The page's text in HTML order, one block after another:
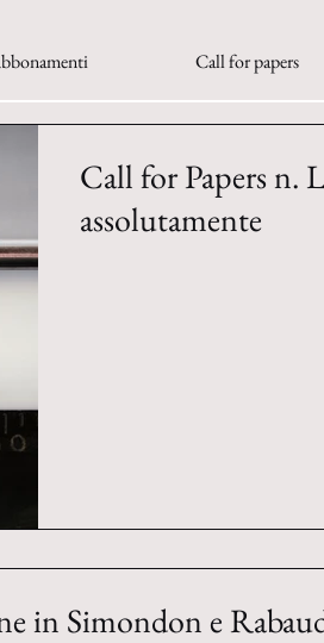
Call for papers
Call for Papers n.
assolutamente
in Simondon e